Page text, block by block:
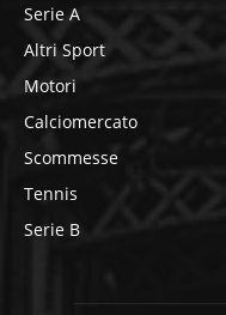
Serie A
Altri Sport
Motori
Calciomercato
Scommesse
Tennis
Serie B